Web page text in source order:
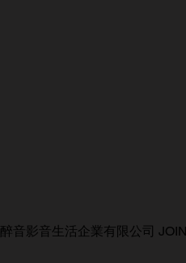
醉音影音生活企業有限公司